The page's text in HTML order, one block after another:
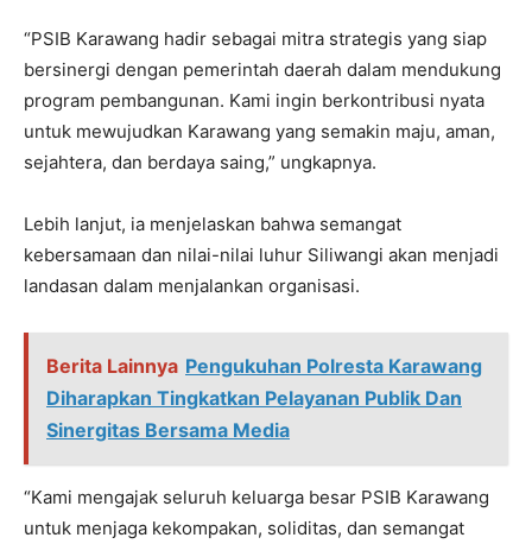
“PSIB Karawang hadir sebagai mitra strategis yang siap
bersinergi dengan pemerintah daerah dalam mendukung
program pembangunan. Kami ingin berkontribusi nyata
untuk mewujudkan Karawang yang semakin maju, aman,
sejahtera, dan berdaya saing,” ungkapnya.
Lebih lanjut, ia menjelaskan bahwa semangat
kebersamaan dan nilai-nilai luhur Siliwangi akan menjadi
landasan dalam menjalankan organisasi.
Berita Lainnya Pengukuhan Polresta Karawang
Diharapkan Tingkatkan Pelayanan Publik Dan
Sinergitas Bersama Media
“Kami mengajak seluruh keluarga besar PSIB Karawang
untuk menjaga kekompakan, soliditas, dan semangat